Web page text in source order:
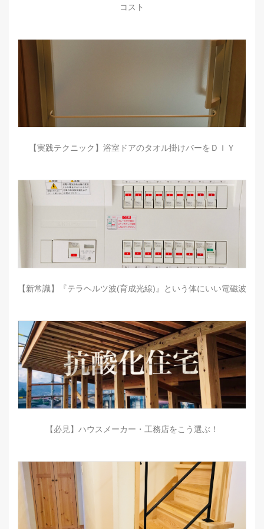
コスト
【実践テクニック】浴室ドアのタオル掛けバーをＤＩＹ
【新常識】『テラヘルツ波(育成光線)』という体にいい電磁波
【必見】ハウスメーカー・工務店をこう選ぶ！